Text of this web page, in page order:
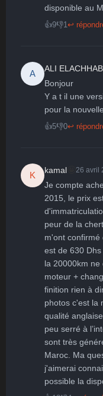
🤩
disponible au
👍9👎1↩
A
ALI ELACHHAB
Bonjour
Y a t il une
pour la
👍5👎0↩
K
kamal 26 avril
Je compte
2015, le prix
peur de la
m'ont confirmé
est de 630
la 20000km ne
moteur +
finition rien à
photos c'est la
qualité
peu serré à
sont très
Maroc. Ma
j'aimerai
possible la